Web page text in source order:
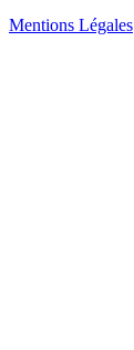
Mentions Légales